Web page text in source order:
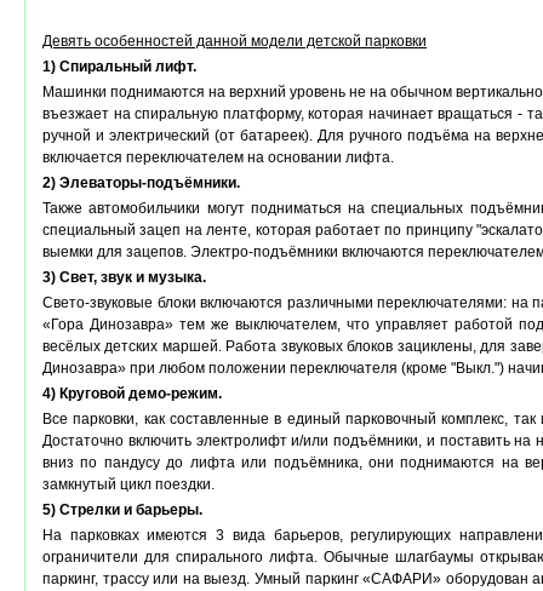
Девять особенностей данной модели детской парковки
1) Спиральный лифт.
Машинки поднимаются на верхний уровень не на обычном
въезжает на спиральную платформу, которая начинает вращаться -
ручной и электрический (от батареек). Для ручного подъёма на
включается переключателем на основании лифта.
2) Элеваторы-подъёмники.
Также автомобильчики могут подниматься на специальных
специальный зацеп на ленте, которая работает по принципу
выемки для зацепов. Электро-подъёмники включаются
3) Свет, звук и музыка.
Свето-звуковые блоки включаются различными переключателями:
«Гора Динозавра» тем же выключателем, что управляет работой
весёлых детских маршей. Работа звуковых блоков зациклены, для
Динозавра» при любом положении переключателя (кроме "Выкл.")
4) Круговой демо-режим.
Все парковки, как составленные в единый парковочный комплекс,
Достаточно включить электролифт и/или подъёмники, и поставить
вниз по пандусу до лифта или подъёмника, они поднимаются на
замкнутый цикл поездки.
5) Стрелки и барьеры.
На парковках имеются 3 вида барьеров, регулирующих
ограничители для спирального лифта. Обычные шлагбаумы
паркинг, трассу или на выезд. Умный паркинг «САФАРИ» оборудован